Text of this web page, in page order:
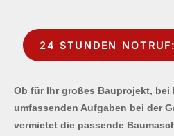
24 STUNDEN
Ob für Ihr großes Bauprojekt, bei
umfassenden Aufgaben bei der
vermietet die passende